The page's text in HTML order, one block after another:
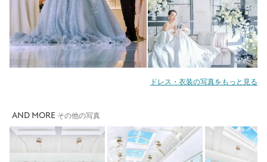
ドレス・衣装の写真をもっと見る
AND MORE その他の写真